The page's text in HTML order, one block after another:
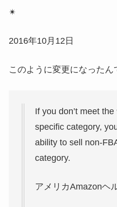
✴
2016年10月12日
このように変更になったん
If you don’t meet
specific category,
ability to sell non-
category.
アメリカAmazonヘ